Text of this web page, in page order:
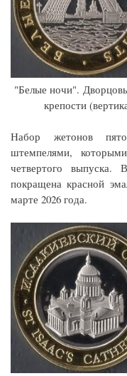
"Белые ночи".
крепости
Набор жетонов
штемпелями,
четвертого
покращена красной
марте 2026 года.